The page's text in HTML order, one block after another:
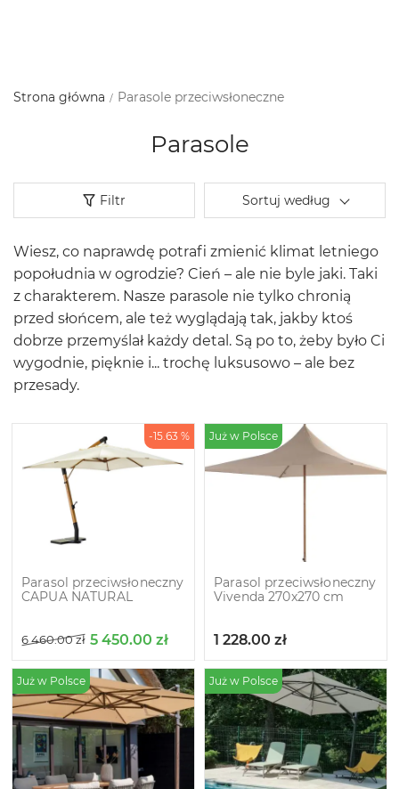
Strona główna Parasole przeciwsłoneczne
Parasole
Filtr Sortuj według
Wiesz, co naprawdę potrafi zmienić klimat letniego
popołudnia w ogrodzie? Cień – ale nie byle jaki. Taki
z charakterem. Nasze parasole nie tylko chronią
przed słońcem, ale też wyglądają tak, jakby ktoś
dobrze przemyślał każdy detal. Są po to, żeby było Ci
wygodnie, pięknie i... trochę luksusowo – ale bez
przesady.
-15.63 %
Parasol przeciwsłoneczny
CAPUA NATURAL
6 460.00zł 5 450.00 zł
Już w Polsce
Parasol przeciwsłoneczny
Vivenda 270x270 cm
1 228.00 zł
Już w Polsce Już w Polsce